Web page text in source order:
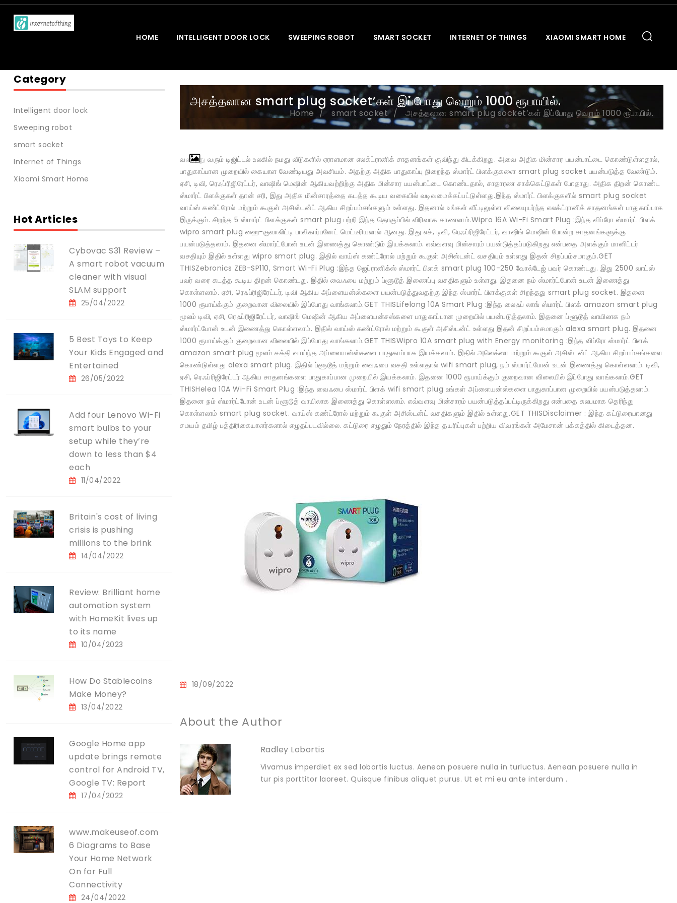
HOME INTELLIGENT DOOR LOCK SWEEPING ROBOT SMART SOCKET INTERNET OF THINGS XIAOMI SMART HOME
Category
Intelligent door lock
Sweeping robot
smart socket
Internet of Things
Xiaomi Smart Home
Hot Articles
Cybovac S31 Review –
A smart robot vacuum
cleaner with visual
SLAM support
25/04/2022
5 Best Toys to Keep
Your Kids Engaged and
Entertained
26/05/2022
Add four Lenovo Wi-Fi
smart bulbs to your
setup while they’re
down to less than $4
each
11/04/2022
Britain's cost of living
crisis is pushing
millions to the brink
14/04/2022
Review: Brilliant home
automation system
with HomeKit lives up
to its name
10/04/2023
How Do Stablecoins
Make Money?
13/04/2022
Google Home app
update brings remote
control for Android TV,
Google TV: Report
17/04/2022
www.makeuseof.com
6 Diagrams to Base
Your Home Network
On for Full
Connectivity
24/04/2022
அசத்தலான smart plug socket’கள் இப்போது வெறும் 1000 ரூபாயில்.
Home smart socket அசத்தலான smart plug socket’கள் இப்போது வெறும் 1000 ரூபாயில்.
வளர்ந்து வரும் டிஜிட்டல் உலகில் நமது வீடுகளில் ஏராளமான எலக்ட்ரானிக் சாதனங்கள் குவிந்து கிடக்கிறது. அவை அதிக மின்சார பயன்பாட்டை கொண்டுள்ளதால்,
பாதுகாப்பான முறையில் கையாள வேண்டியது அவசியம். அதற்கு அதிக பாதுகாப்பு நிறைந்த ஸ்மார்ட் பிளக்குகளை smart plug socket பயன்படுத்த வேண்டும்.
ஏசி, டிவி, ரெஃப்ரிஜிரேட்டர், வாஷிங் மெஷின் ஆகியவற்றிற்கு அதிக மின்சார பயன்பாட்டை கொண்டதால், சாதாரண சாக்கெட்டுகள் போதாது. அதிக திறன் கொண்ட
ஸ்மார்ட் பிளக்குகள் தான் சரி, இது அதிக மின்சாரத்தை கடத்த கூடிய வகையில் வடிவமைக்கப்பட்டுள்ளது.இந்த ஸ்மார்ட் பிளக்குகளில் smart plug socket
வாய்ஸ் கண்ட்ரோல் மற்றும் கூகுள் அசிஸ்டன்ட் ஆகிய சிறப்பம்சங்களும் உள்ளது. இதனால் உங்கள் வீட்டிலுள்ள விலையுயர்ந்த எலக்ட்ரானிக் சாதனங்கள் பாதுகாப்பாக
இருக்கும். சிறந்த 5 ஸ்மார்ட் பிளக்குகள் smart plug பற்றி இந்த தொகுப்பில் விரிவாக காணலாம்.Wipro 16A Wi-Fi Smart Plug :இந்த விப்ரோ ஸ்மார்ட் பிளக்
wipro smart plug ஹை-குவாலிட்டி பாலிகார்பனேட் மெட்டீரியலால் ஆனது. இது எச், டிவி, ரெஃப்ரிஜிரேட்டர், வாஷிங் மெஷின் போன்ற சாதனங்களுக்கு
பயன்படுத்தலாம். இதனை ஸ்மார்ட்போன் உடன் இணைத்து கொண்டும் இயக்கலாம். எவ்வளவு மின்சாரம் பயன்டுத்தப்படுகிறது என்பதை அளக்கும் மானிட்டர்
வசதியும் இதில் உள்ளது wipro smart plug. இதில் வாய்ஸ் கண்ட்ரோல் மற்றும் கூகுள் அசிஸ்டன்ட் வசதியும் உள்ளது இதன் சிறப்பம்சமாகும்.GET
THISZebronics ZEB-SP110, Smart Wi-Fi Plug :இந்த ஜெப்ரானிக்ஸ் ஸ்மார்ட் பிளக் smart plug 100-250 வோல்டேஜ் பவர் கொண்டது. இது 2500 வாட்ஸ்
பவர் வரை கடத்த கூடிய திறன் கொண்டது. இதில் வைஃபை மற்றும் ப்ளூடூத் இணைப்பு வசதிகளும் உள்ளது. இதனை நம் ஸ்மார்ட்போன் உடன் இணைத்து
கொள்ளலாம். ஏசி, ரெஃப்ரிஜிரேட்டர், டிவி ஆகிய அப்ளையன்ஸ்களை பயன்படுத்துவதற்கு இந்த ஸ்மார்ட் பிளக்குகள் சிறந்தது smart plug socket. இதனை
1000 ரூபாய்க்கும் குறைவான விலையில் இப்போது வாங்கலாம்.GET THISLifelong 10A Smart Plug :இந்த லைஃப் லாங் ஸ்மார்ட் பிளக் amazon smart plug
மூலம் டிவி, ஏசி, ரெஃப்ரிஜிரேட்டர், வாஷிங் மெஷின் ஆகிய அப்ளையன்சஸ்களை பாதுகாப்பான முறையில் பயன்படுத்தலாம். இதனை ப்ளூடூத் வாயிலாக நம்
ஸ்மார்ட்போன் உடன் இணைத்து கொள்ளலாம். இதில் வாய்ஸ் கண்ட்ரோல் மற்றும் கூகுள் அசிஸ்டன்ட் உள்ளது இதன் சிறப்பம்சமாகும் alexa smart plug. இதனை
1000 ரூபாய்க்கும் குறைவான விலையில் இப்போது வாங்கலாம்.GET THISWipro 10A smart plug with Energy monitoring :இந்த விப்ரோ ஸ்மார்ட் பிளக்
amazon smart plug மூலம் சக்தி வாய்ந்த அப்ளையன்ஸ்களை பாதுகாப்பாக இயக்கலாம். இதில் அலெக்ஸா மற்றும் கூகுள் அசிஸ்டன்ட் ஆகிய சிறப்பம்சங்களை
கொண்டுள்ளது alexa smart plug. இதில் ப்ளூடூத் மற்றும் வைஃபை வசதி உள்ளதால் wifi smart plug, நம் ஸ்மார்ட்போன் உடன் இணைத்து கொள்ளலாம். டிவி,
ஏசி, ரெஃப்ரிஜிரேட்டர் ஆகிய சாதனங்களை பாதுகாப்பான முறையில் இயக்கலாம். இதனை 1000 ரூபாய்க்கும் குறைவான விலையில் இப்போது வாங்கலாம்.GET
THISHelea 10A Wi-Fi Smart Plug :இந்த வைஃபை ஸ்மார்ட் பிளக் wifi smart plug உங்கள் அப்ளையன்ஸ்களை பாதுகாப்பான முறையில் பயன்படுத்தலாம்.
இதனை நம் ஸ்மார்ட்போன் உடன் ப்ளூடூத் வாயிலாக இணைத்து கொள்ளலாம். எவ்வளவு மின்சாரம் பயன்படுத்தப்பட்டிருக்கிறது என்பதை சுலபமாக தெரிந்து
கொள்ளலாம் smart plug socket. வாய்ஸ் கண்ட்ரோல் மற்றும் கூகுள் அசிஸ்டன்ட் வசதிகளும் இதில் உள்ளது.GET THISDisclaimer : இந்த கட்டுரையானது
சமயம் தமிழ் பத்திரிகையாளர்களால் எழுதப்படவில்லை. கட்டுரை எழுதும் நேரத்தில் இந்த தயரிப்புகள் பற்றிய விவரங்கள் அமேசான் பக்கத்தில் கிடைத்தன.
18/09/2022
About the Author
Radley Lobortis
Vivamus imperdiet ex sed lobortis luctus. Aenean posuere nulla in turluctus. Aenean posuere nulla in
tur pis porttitor laoreet. Quisque finibus aliquet purus. Ut et mi eu ante interdum .